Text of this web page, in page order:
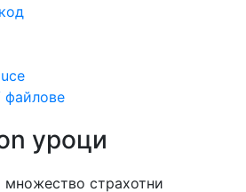
файлове
уроци
множество страхотни